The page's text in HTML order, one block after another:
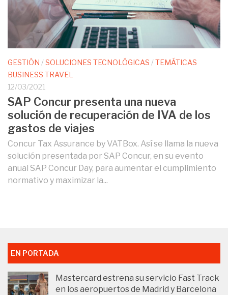
GESTIÓN /SOLUCIONES TECNOLÓGICAS /TEMÁTICAS
BUSINESS TRAVEL
12/03/2021
SAP Concur presenta una nueva
solución de recuperación de IVA de los
gastos de viajes
Concur Tax Assurance by VATBox. Así se llama la nueva
solución presentada por SAP Concur, en su evento
anual SAP Concur Day, para aumentar el cumplimiento
normativo y maximizar la...
EN PORTADA
Mastercard estrena su servicio Fast Track
en los aeropuertos de Madrid y Barcelona